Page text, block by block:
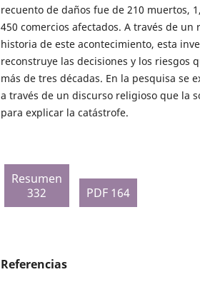
recuento de daños fue de 210 muertos,
450 comercios afectados. A través de
historia de este acontecimiento, esta
reconstruye las decisiones y los riesgos
más de tres décadas. En la pesquisa se
a través de un discurso religioso que la
para explicar la catástrofe.
Resumen
332
PDF 164
Referencias